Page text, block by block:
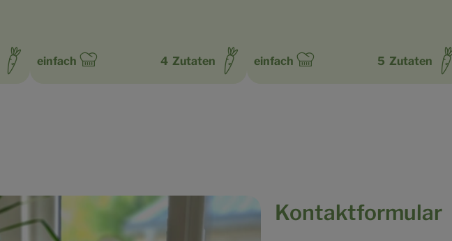
Schwierigkeit:
einfach 4 Zutaten
Schwierigkeit:
einfach 5 Zutaten
Kontaktformular